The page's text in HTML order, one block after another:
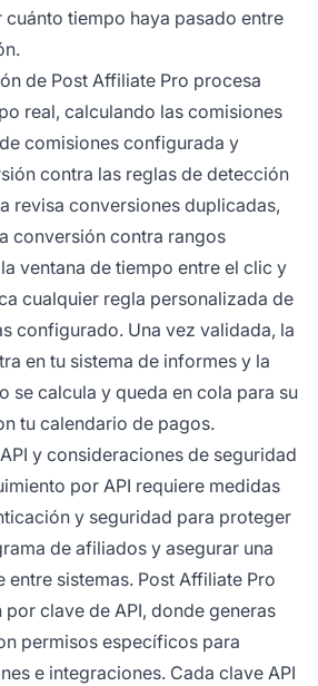
tiempo haya pasado entre
de Post Affiliate Pro procesa
real, calculando las comisiones
comisiones configurada y
contra las reglas de detección
revisa conversiones duplicadas,
conversión contra rangos
ventana de tiempo entre el clic y
cualquier regla personalizada de
configurado. Una vez validada, la
en tu sistema de informes y la
se calcula y queda en cola para su
tu calendario de pagos.
y consideraciones de seguridad
por API requiere medidas
y seguridad para proteger
de afiliados y asegurar una
sistemas. Post Affiliate Pro
clave de API, donde generas
permisos específicos para
e integraciones. Cada clave API